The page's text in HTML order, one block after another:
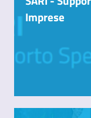
Imprese